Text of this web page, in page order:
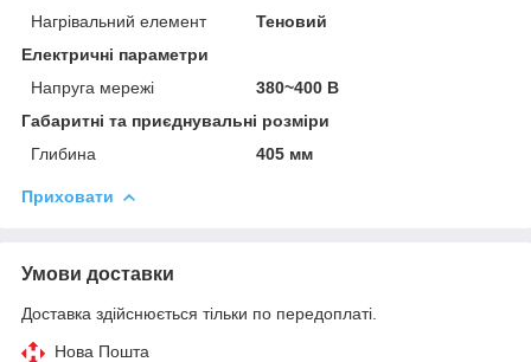
Нагрівальний елемент
Теновий
Електричні параметри
Напруга мережі
380~400 В
Габаритні та приєднувальні розміри
Глибина
405 мм
Приховати
Умови доставки
Доставка здійснюється тільки по передоплаті.
Нова Пошта